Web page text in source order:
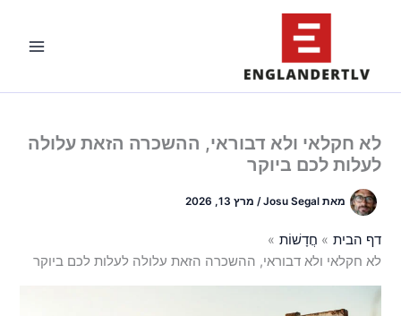
לא חקלאי ולא דבוראי, ההשכרה הזאת עלולה
לעלות לכם ביוקר
מאתJosu Segal
/ מרץ 13, 2026
דף הבית
חֲדָשׁוֹת
לא חקלאי ולא דבוראי, ההשכרה הזאת עלולה לעלות לכם ביוקר